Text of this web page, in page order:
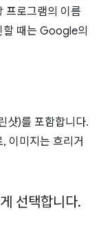
프로그램의 이름
할 때는 Google의
샷)를 포함합니다.
이미지는 흐리거
선택합니다.